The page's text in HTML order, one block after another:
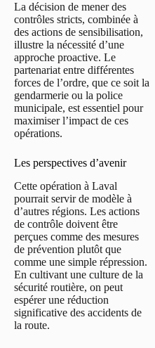
La décision de mener des
contrôles stricts, combinée à
des actions de sensibilisation,
illustre la nécessité d’une
approche proactive. Le
partenariat entre différentes
forces de l’ordre, que ce soit la
gendarmerie ou la police
municipale, est essentiel pour
maximiser l’impact de ces
opérations.
Les perspectives d’avenir
Cette opération à Laval
pourrait servir de modèle à
d’autres régions. Les actions
de contrôle doivent être
perçues comme des mesures
de prévention plutôt que
comme une simple répression.
En cultivant une culture de la
sécurité routière, on peut
espérer une réduction
significative des accidents de
la route.